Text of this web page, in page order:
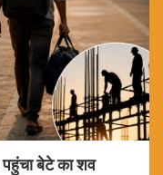
बेटे का शव